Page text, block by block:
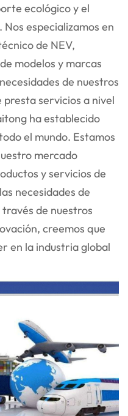
ecológico y el
especializamos en
de NEV,
de modelos y marcas
de nuestros
servicios a nivel
ha establecido
el mundo. Estamos
mercado
y servicios de
necesidades de
de nuestros
creemos que
en la industria global